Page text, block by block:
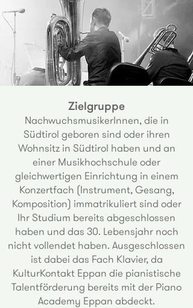
Zielgruppe
NachwuchsmusikerInnen, die in
Südtirol geboren sind oder ihren
Wohnsitz in Südtirol haben und an
einer Musikhochschule oder
gleichwertigen Einrichtung in einem
Konzertfach (Instrument, Gesang,
Komposition) immatrikuliert sind oder
Ihr Studium bereits abgeschlossen
haben und das 30. Lebensjahr noch
nicht vollendet haben. Ausgeschlossen
ist dabei das Fach Klavier, da
KulturKontakt Eppan die pianistische
Talentförderung bereits mit der Piano
Academy Eppan abdeckt.